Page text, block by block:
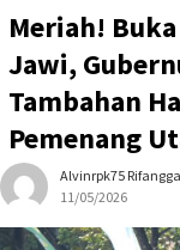
Meriah!
Jawi,
Tambahan
Pemenang
Alvinrpk75 Rifangga
11/05/2026